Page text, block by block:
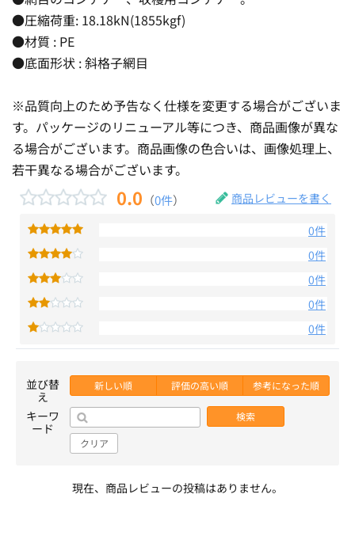
●圧縮荷重: 18.18kN(1855kgf)
●材質 : PE
●底面形状 : 斜格子網目
※品質向上のため予告なく仕様を変更する場合がございま
す。パッケージのリニューアル等につき、商品画像が異な
る場合がございます。商品画像の色合いは、画像処理上、
若干異なる場合がございます。
0.0 （0件） 商品レビューを書く
0件
0件
0件
0件
0件
並び替
え
新しい順 評価の高い順 参考になった順
キーワ
ード
検索
クリア
現在、商品レビューの投稿はありません。